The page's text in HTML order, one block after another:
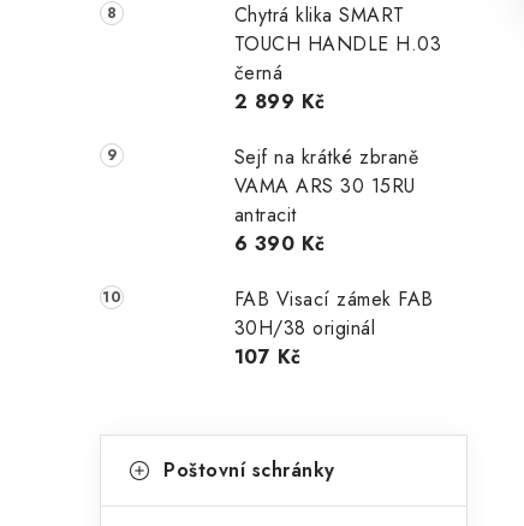
Chytrá klika SMART
TOUCH HANDLE H.03
černá
2 899 Kč
Sejf na krátké zbraně
VAMA ARS 30 15RU
antracit
6 390 Kč
FAB Visací zámek FAB
30H/38 originál
107 Kč
kategorie
a
Poštovní schránky